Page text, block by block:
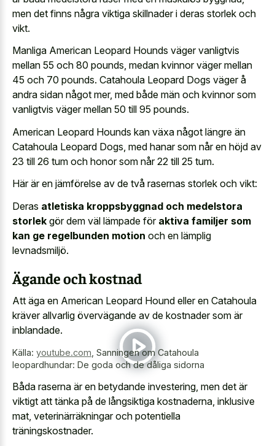
men det finns några viktiga skillnader i deras storlek och
vikt.
Manliga American Leopard Hounds väger vanligtvis
mellan 55 och 80 pounds, medan kvinnor väger mellan
45 och 70 pounds. Catahoula Leopard Dogs väger å
andra sidan något mer, med både män och kvinnor som
vanligtvis väger mellan 50 till 95 pounds.
American Leopard Hounds kan växa något längre än
Catahoula Leopard Dogs, med hanar som når en höjd av
23 till 26 tum och honor som når 22 till 25 tum.
Här är en jämförelse av de två rasernas storlek och vikt:
Deras atletiska kroppsbyggnad och medelstora
storlek gör dem väl lämpade för aktiva familjer som
kan ge regelbunden motion och en lämplig
levnadsmiljö.
Ägande och kostnad
Att äga en American Leopard Hound eller en Catahoula
kräver allvarlig övervägande av de kostnader som är
inblandade.
Källa: youtube.com Sanningen om Catahoula
leopardhundar: De goda och de dåliga sidorna
Båda raserna är en betydande investering, men det är
viktigt att tänka på de långsiktiga kostnaderna, inklusive
mat, veterinärräkningar och potentiella
träningskostnader.